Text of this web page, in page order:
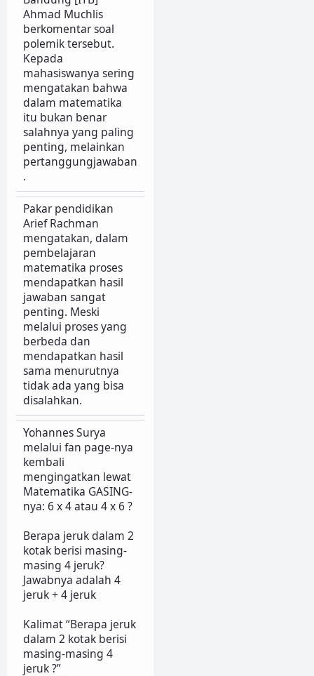
Ahmad Muchlis
berkomentar soal
polemik tersebut.
Kepada
mahasiswanya sering
mengatakan bahwa
dalam matematika
itu bukan benar
salahnya yang paling
penting, melainkan
pertanggungjawaban
.
Pakar pendidikan
Arief Rachman
mengatakan, dalam
pembelajaran
matematika proses
mendapatkan hasil
jawaban sangat
penting. Meski
melalui proses yang
berbeda dan
mendapatkan hasil
sama menurutnya
tidak ada yang bisa
disalahkan.
Yohannes Surya
melalui fan page-nya
kembali
mengingatkan lewat
Matematika GASING-
nya: 6 x 4 atau 4 x 6 ?
Berapa jeruk dalam 2
kotak berisi masing-
masing 4 jeruk?
Jawabnya adalah 4
jeruk + 4 jeruk
Kalimat “Berapa jeruk
dalam 2 kotak berisi
masing-masing 4
jeruk ?”